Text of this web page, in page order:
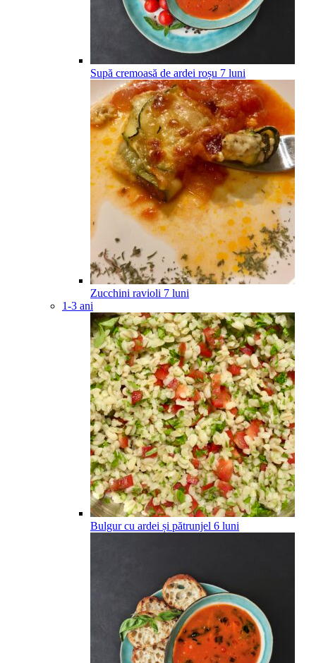
Supă cremoasă de ardei roșu 7 luni
Zucchini ravioli 7 luni
1-3 ani
Bulgur cu ardei și pătrunjel 6 luni